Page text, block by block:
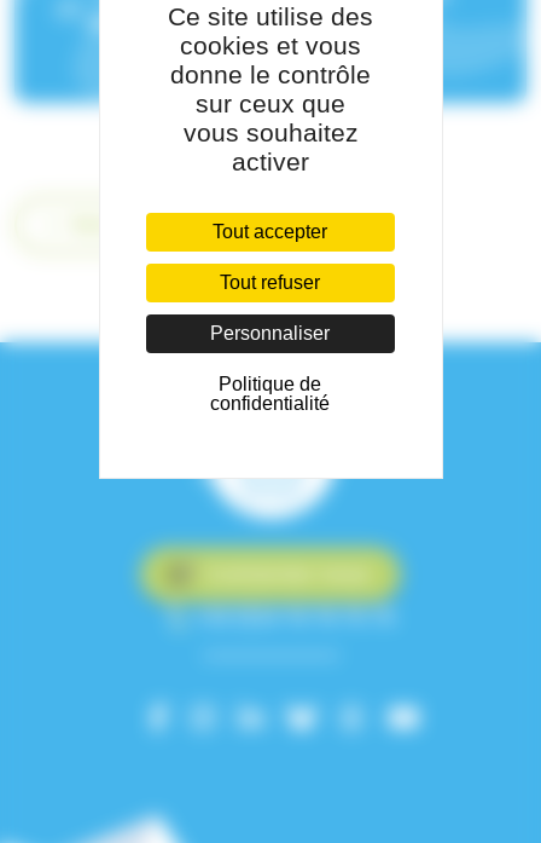
Médecine Aigüe
+33 (0)4 76 76 75 75
Ce site utilise des
cookies et vous
donne le contrôle
sur ceux que
vous souhaitez
activer
Tout accepter
Tout refuser
Personnaliser
Politique de
confidentialité